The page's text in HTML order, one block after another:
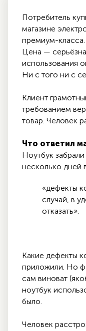
Потребитель
магазине
премиум-класса.
Цена —
использования
Ни с того ни с
Клиент
требованием
товар. Человек
Что ответил
Ноутбук
несколько дней
«дефекты
случай, в
отказать».
Какие дефекты
приложили. Но
сам виноват
ноутбук
было.
Человек